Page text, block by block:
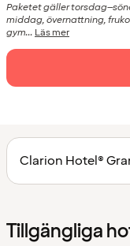
Paketet gäller
middag, övernattning,
gym... Läs mer
Clarion Hotel®
Tillgängliga